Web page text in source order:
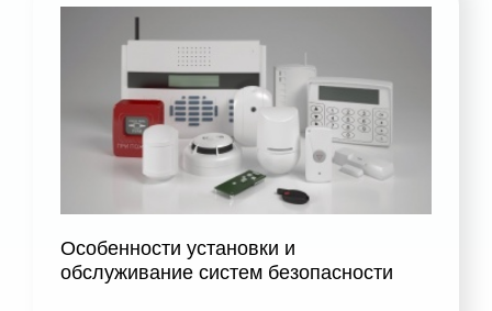
Особенности установки и
обслуживание систем безопасности